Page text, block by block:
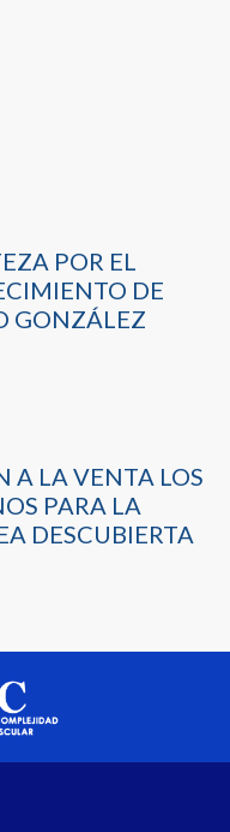
POR EL
DE
GONZÁLEZ
A LA VENTA LOS
PARA LA
DESCUBIERTA